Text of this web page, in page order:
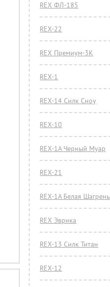
REX ФЛ-185
REX-22
REX Премиум-3К
REX-1
REX-14 Силк Сноу
REX-10
REX-1A Черный Муар
REX-21
REX-1А Белая Шагрень
REX Эврика
REX-13 Силк Титан
REX-12